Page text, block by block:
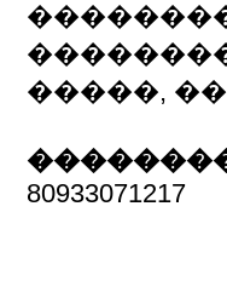
�����,
80933071217